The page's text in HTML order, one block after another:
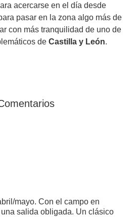
acercarse en el día desde
pasar en la zona algo más de
con más tranquilidad de uno de
de Castilla y León.
mayo. Con el campo en
salida obligada. Un clásico